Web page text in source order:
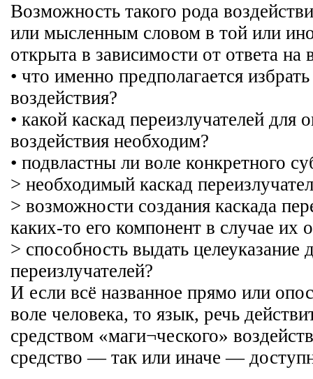
Возможность такого рода
или мысленным словом в той или
открыта в зависимости от ответа на
• что именно предполагается
воздействия?
• какой каскад переизлучателей для
воздействия необходим?
• подвластны ли воле конкретного
> необходимый каскад
> возможности создания каскада
каких-то его компонент в случае их
> способность выдать целеуказание
переизлучателей?
И если всё названное прямо или
воле человека, то язык, речь
средством «маги¬ческого»
средство — так или иначе —